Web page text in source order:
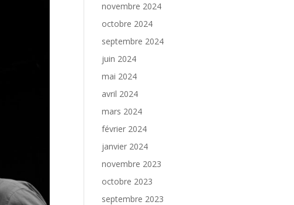
novembre 2024
octobre 2024
septembre 2024
juin 2024
mai 2024
avril 2024
mars 2024
février 2024
janvier 2024
novembre 2023
octobre 2023
septembre 2023